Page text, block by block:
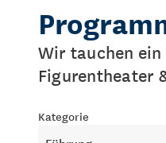
Wir tauchen
Figurentheater
Kategorie